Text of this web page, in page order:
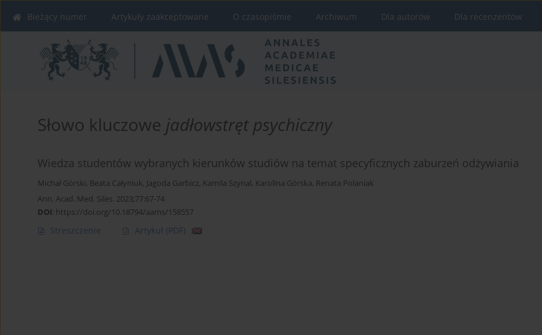
Bieżący numer Artykuły zaakceptowane O czasopiśmie Archiwum Dla autorów Dla recenzentów
Słowo kluczowe jadłowstręt psychiczny
Wiedza studentów wybranych kierunków studiów na temat specyficznych zaburzeń odżywiania
Michał Górski, Beata Całyniuk, Jagoda Garbicz, Kamila Szynal, Karolina Górska, Renata Polaniak
Ann. Acad. Med. Siles. 2023;77:67-74
DOI: https://doi.org/10.18794/aams/158557
Streszczenie Artykuł (PDF)